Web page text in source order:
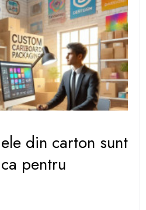
din carton sunt
pentru